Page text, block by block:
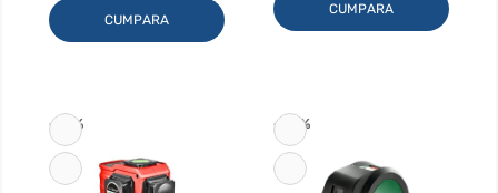
CUMPARA
CUMPARA
-18% -24%